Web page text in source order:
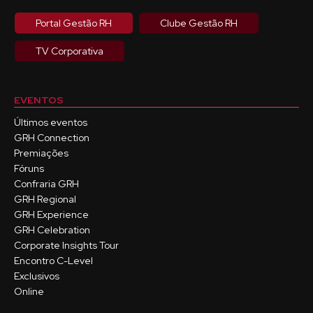
Portal Gestão RH Clube Gestão RH
TV Corporativa
EVENTOS
Últimos eventos
GRH Connection
Premiações
Fóruns
Confraria GRH
GRH Regional
GRH Experience
GRH Celebration
Corporate Insights Tour
Encontro C-Level
Exclusivos
Online